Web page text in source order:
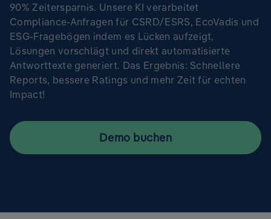
90% Zeitersparnis. Unsere KI verarbeitet
Compliance-Anfragen für CSRD/ESRS, EcoVadis und
ESG-Fragebögen indem es Lücken aufzeigt,
Lösungen vorschlägt und direkt automatisierte
Antworttexte generiert. Das Ergebnis: Schnellere
Reports, bessere Ratings und mehr Zeit für echten
Impact!
Demo buchen